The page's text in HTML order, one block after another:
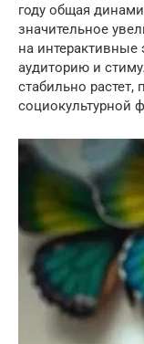
году общая
значительное
на
аудиторию и
стабильно растет,
социокультурной